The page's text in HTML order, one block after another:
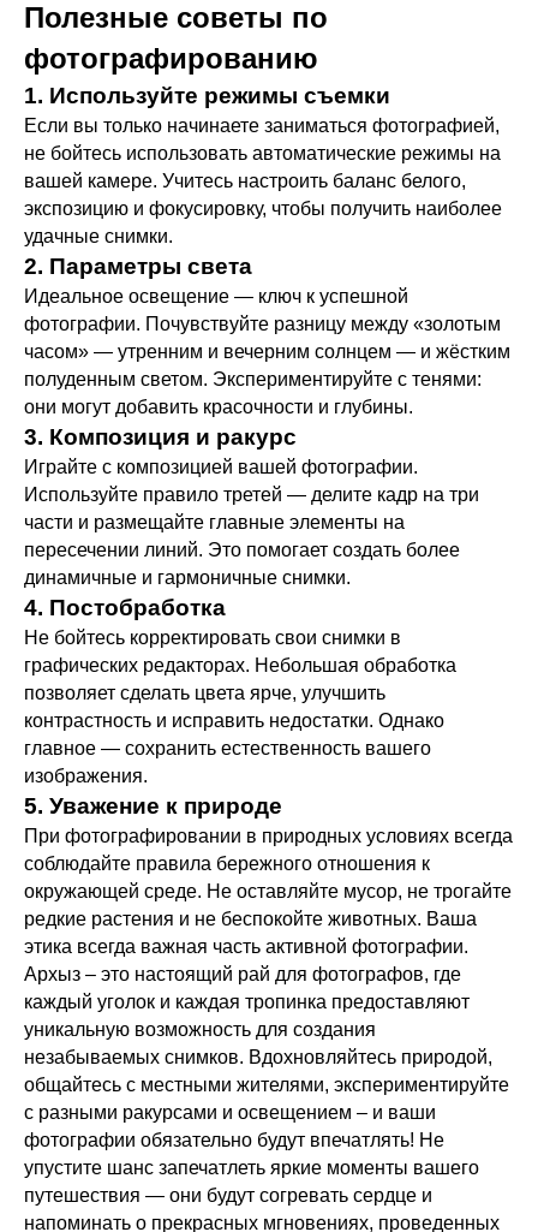
Полезные советы по
фотографированию
1. Используйте режимы съемки
Если вы только начинаете заниматься фотографией,
не бойтесь использовать автоматические режимы на
вашей камере. Учитесь настроить баланс белого,
экспозицию и фокусировку, чтобы получить наиболее
удачные снимки.
2. Параметры света
Идеальное освещение — ключ к успешной
фотографии. Почувствуйте разницу между «золотым
часом» — утренним и вечерним солнцем — и жёстким
полуденным светом. Экспериментируйте с тенями:
они могут добавить красочности и глубины.
3. Композиция и ракурс
Играйте с композицией вашей фотографии.
Используйте правило третей — делите кадр на три
части и размещайте главные элементы на
пересечении линий. Это помогает создать более
динамичные и гармоничные снимки.
4. Постобработка
Не бойтесь корректировать свои снимки в
графических редакторах. Небольшая обработка
позволяет сделать цвета ярче, улучшить
контрастность и исправить недостатки. Однако
главное — сохранить естественность вашего
изображения.
5. Уважение к природе
При фотографировании в природных условиях всегда
соблюдайте правила бережного отношения к
окружающей среде. Не оставляйте мусор, не трогайте
редкие растения и не беспокойте животных. Ваша
этика всегда важная часть активной фотографии.
Архыз – это настоящий рай для фотографов, где
каждый уголок и каждая тропинка предоставляют
уникальную возможность для создания
незабываемых снимков. Вдохновляйтесь природой,
общайтесь с местными жителями, экспериментируйте
с разными ракурсами и освещением – и ваши
фотографии обязательно будут впечатлять! Не
упустите шанс запечатлеть яркие моменты вашего
путешествия — они будут согревать сердце и
напоминать о прекрасных мгновениях, проведенных